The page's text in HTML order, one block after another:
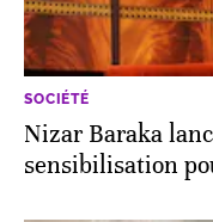
SOCIÉTÉ
Nizar Baraka
sensibilisation